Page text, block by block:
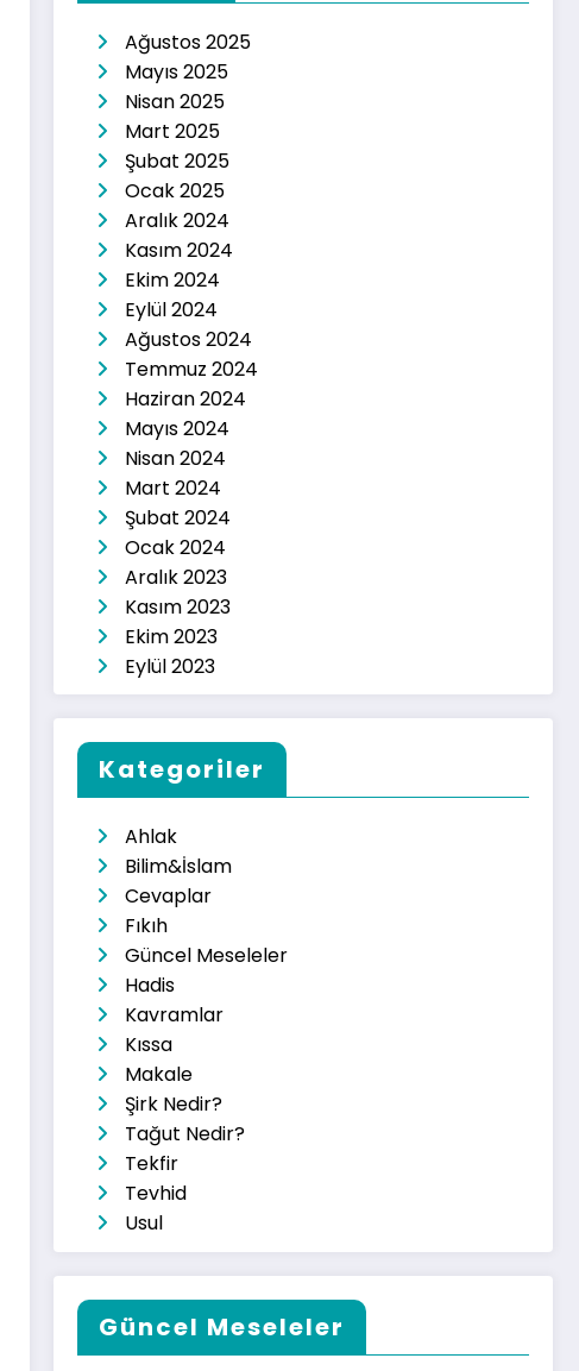
Ağustos 2025
Mayıs 2025
Nisan 2025
Mart 2025
Şubat 2025
Ocak 2025
Aralık 2024
Kasım 2024
Ekim 2024
Eylül 2024
Ağustos 2024
Temmuz 2024
Haziran 2024
Mayıs 2024
Nisan 2024
Mart 2024
Şubat 2024
Ocak 2024
Aralık 2023
Kasım 2023
Ekim 2023
Eylül 2023
Kategoriler
Ahlak
Bilim&İslam
Cevaplar
Fıkıh
Güncel Meseleler
Hadis
Kavramlar
Kıssa
Makale
Şirk Nedir?
Tağut Nedir?
Tekfir
Tevhid
Usul
Güncel Meseleler